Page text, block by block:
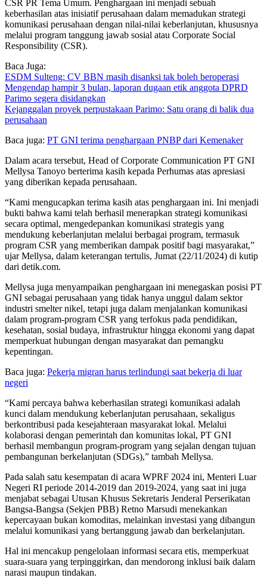
CSR PR Tema Umum. Penghargaan ini menjadi sebuah
keberhasilan atas inisiatif perusahaan dalam memadukan strategi
komunikasi perusahaan dengan nilai-nilai keberlanjutan, khususnya
melalui program tanggung jawab sosial atau Corporate Social
Responsibility (CSR).
Baca Juga:
ESDM Sulteng: CV BBN masih disanksi tak boleh beroperasi
Mengendap hampir 3 bulan, laporan dugaan etik anggota DPRD
Parimo segera disidangkan
Kejanggalan proyek perpustakaan Parimo: Satu orang di balik dua
perusahaan
Baca juga: PT GNI terima penghargaan PNBP dari Kemenaker
Dalam acara tersebut, Head of Corporate Communication PT GNI
Mellysa Tanoyo berterima kasih kepada Perhumas atas apresiasi
yang diberikan kepada perusahaan.
“Kami mengucapkan terima kasih atas penghargaan ini. Ini menjadi
bukti bahwa kami telah berhasil menerapkan strategi komunikasi
secara optimal, mengedepankan komunikasi strategis yang
mendukung keberlanjutan melalui berbagai program, termasuk
program CSR yang memberikan dampak positif bagi masyarakat,”
ujar Mellysa, dalam keterangan tertulis, Jumat (22/11/2024) di kutip
dari detik.com.
Mellysa juga menyampaikan penghargaan ini menegaskan posisi PT
GNI sebagai perusahaan yang tidak hanya unggul dalam sektor
industri smelter nikel, tetapi juga dalam menjalankan komunikasi
dalam program-program CSR yang terfokus pada pendidikan,
kesehatan, sosial budaya, infrastruktur hingga ekonomi yang dapat
memperkuat hubungan dengan masyarakat dan pemangku
kepentingan.
Baca juga: Pekerja migran harus terlindungi saat bekerja di luar
negeri
“Kami percaya bahwa keberhasilan strategi komunikasi adalah
kunci dalam mendukung keberlanjutan perusahaan, sekaligus
berkontribusi pada kesejahteraan masyarakat lokal. Melalui
kolaborasi dengan pemerintah dan komunitas lokal, PT GNI
berhasil membangun program-program yang sejalan dengan tujuan
pembangunan berkelanjutan (SDGs),” tambah Mellysa.
Pada salah satu kesempatan di acara WPRF 2024 ini, Menteri Luar
Negeri RI periode 2014-2019 dan 2019-2024, yang saat ini juga
menjabat sebagai Utusan Khusus Sekretaris Jenderal Perserikatan
Bangsa-Bangsa (Sekjen PBB) Retno Marsudi menekankan
kepercayaan bukan komoditas, melainkan investasi yang dibangun
melalui komunikasi yang bertanggung jawab dan berkelanjutan.
Hal ini mencakup pengelolaan informasi secara etis, memperkuat
suara-suara yang terpinggirkan, dan mendorong inklusi baik dalam
narasi maupun tindakan.